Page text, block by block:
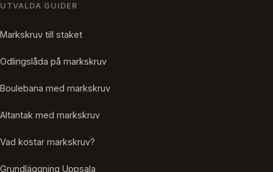
UTVALDA GUIDER
Markskruv till staket
Odlingslåda på markskruv
Boulebana med markskruv
Altantak med markskruv
Vad kostar markskruv?
Grundläggning Uppsala